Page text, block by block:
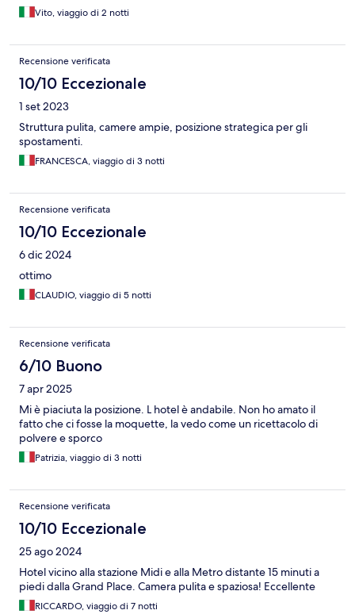
Vito, viaggio di 2 notti
Recensione verificata
10/10 Eccezionale
1 set 2023
Struttura pulita, camere ampie, posizione strategica per gli
spostamenti.
FRANCESCA, viaggio di 3 notti
Recensione verificata
10/10 Eccezionale
6 dic 2024
ottimo
CLAUDIO, viaggio di 5 notti
Recensione verificata
6/10 Buono
7 apr 2025
Mi è piaciuta la posizione. L hotel è andabile. Non ho amato il
fatto che ci fosse la moquette, la vedo come un ricettacolo di
polvere e sporco
Patrizia, viaggio di 3 notti
Recensione verificata
10/10 Eccezionale
25 ago 2024
Hotel vicino alla stazione Midi e alla Metro distante 15 minuti a
piedi dalla Grand Place. Camera pulita e spaziosa! Eccellente
RICCARDO, viaggio di 7 notti